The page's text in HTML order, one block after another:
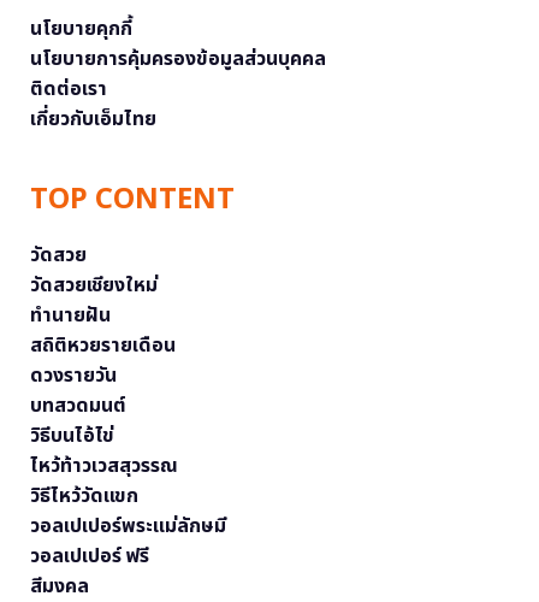
นโยบายคุกกี้
นโยบายการคุ้มครองข้อมูลส่วนบุคคล
ติดต่อเรา
เกี่ยวกับเอ็มไทย
TOP CONTENT
วัดสวย
วัดสวยเชียงใหม่
ทำนายฝัน
สถิติหวยรายเดือน
ดวงรายวัน
บทสวดมนต์
วิธีบนไอ้ไข่
ไหว้ท้าวเวสสุวรรณ
วิธีไหว้วัดแขก
วอลเปเปอร์พระแม่ลักษมี
วอลเปเปอร์ ฟรี
สีมงคล